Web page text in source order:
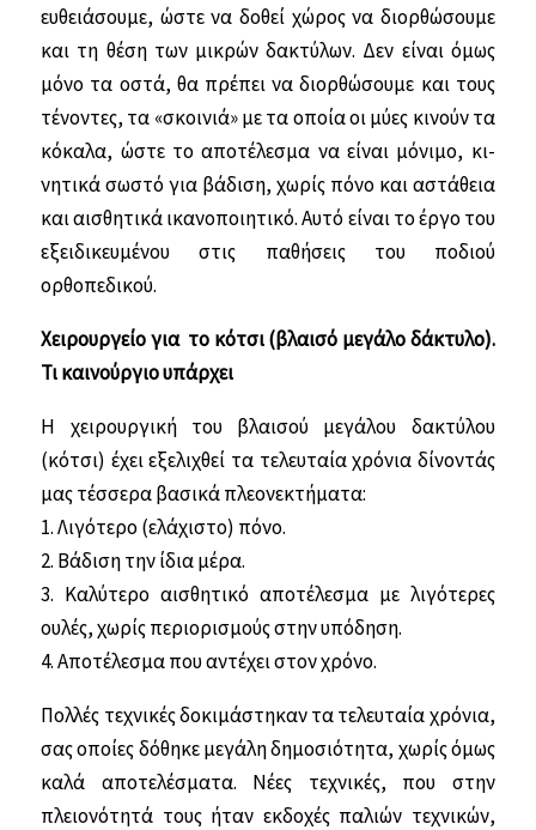
ευθειάσουμε, ώστε να δοθεί χώρος να διορθώσουμε
και τη θέση των μικρών δακτύλων. Δεν είναι όμως
μόνο τα οστά, θα πρέπει να διορ­θώσουμε και τους
τένοντες, τα «σκοινιά» με τα οποία οι μύες κινούν τα
κόκαλα, ώστε το αποτέλεσμα να είναι μόνιμο, κι­
νητικά σωστό για βάδιση, χωρίς πόνο και αστάθεια
και αισθητικά ικανοποιητικό. Αυτό είναι το έργο του
εξειδικευμένου στις παθήσεις του ποδιού
ορθοπεδικού.
Χειρουργείο για το κότσι (βλαισό μεγάλο δάκτυλο).
Τι καινούργιο υπάρχει
Η χειρουργική του βλαισού μεγάλου δα­κτύλου
(κότσι) έχει εξελιχθεί τα τελευταία χρόνια δίνοντάς
μας τέσσερα βασικά πλε­ονεκτήματα:
1. Λιγότερο (ελάχιστο) πόνο.
2. Βάδιση την ίδια μέρα.
3. Καλύτερο αισθητικό αποτέλεσμα με λιγότερες
ουλές, χωρίς περιορισμούς στην υπόδηση.
4. Αποτέλεσμα που αντέχει στον χρόνο.
Πολλές τεχνικές δοκιμάστηκαν τα τελευ­ταία χρόνια,
σας οποίες δόθηκε μεγάλη δημοσιότητα, χωρίς όμως
καλά αποτελέ­σματα. Νέες τεχνικές, που στην
πλειονό­τητά τους ήταν εκδοχές παλιών τεχνικών,